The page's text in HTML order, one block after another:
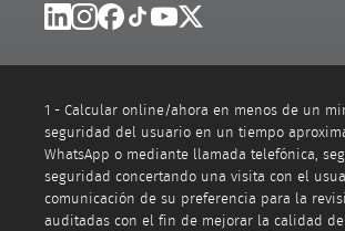
Linkedin
Instagram
Facebook
Tik TokYoutube
1 - Calcular online/ahora en menos de un
seguridad del usuario en un tiempo
WhatsApp o mediante llamada telefónica,
seguridad concertando una visita con el
comunicación de su preferencia para la
auditadas con el fin de mejorar la calidad